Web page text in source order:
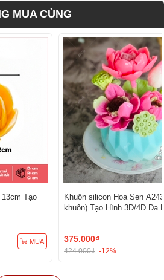
MUA CÙNG
Tạo
MUA
Khuôn silicon Hoa Sen
khuôn) Tạo Hình 3D/4D Đa
375.000₫
424.000₫ -12%